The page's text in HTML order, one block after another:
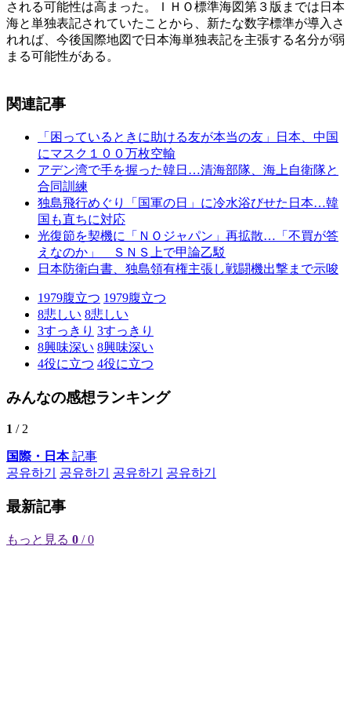
される可能性は高まった。ＩＨＯ標準海図第３版までは日本
海と単独表記されていたことから、新たな数字標準が導入さ
れれば、今後国際地図で日本海単独表記を主張する名分が弱
まる可能性がある。
関連記事
「困っているときに助ける友が本当の友」日本、中国
にマスク１００万枚空輸
アデン湾で手を握った韓日…清海部隊、海上自衛隊と
合同訓練
独島飛行めぐり「国軍の日」に冷水浴びせた日本…韓
国も直ちに対応
光復節を契機に「ＮＯジャパン」再拡散…「不買が答
えなのか」 ＳＮＳ上で甲論乙駁
日本防衛白書、独島領有権主張し戦闘機出撃まで示唆
1979腹立つ 1979腹立つ
8悲しい 8悲しい
3すっきり 3すっきり
8興味深い 8興味深い
4役に立つ 4役に立つ
みんなの感想ランキング
1 / 2
国際・日本記事
공유하기
공유하기 공유하기 공유하기
最新記事
もっと見る 0 / 0